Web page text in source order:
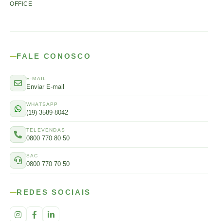
OFFICE
FALE CONOSCO
E-MAIL
Enviar E-mail
WHATSAPP
(19) 3589-8042
TELEVENDAS
0800 770 80 50
SAC
0800 770 70 50
REDES SOCIAIS